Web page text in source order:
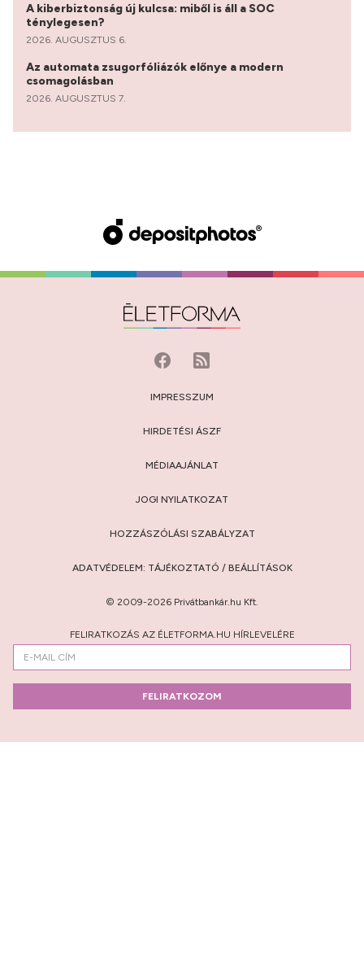
A kiberbiztonság új kulcsa: miből is áll a SOC
ténylegesen?
2026. AUGUSZTUS 6.
Az automata zsugorfóliázók előnye a modern
csomagolásban
2026. AUGUSZTUS 7.
IMPRESSZUM
HIRDETÉSI ÁSZF
MÉDIAAJÁNLAT
JOGI NYILATKOZAT
HOZZÁSZÓLÁSI SZABÁLYZAT
ADATVÉDELEM: TÁJÉKOZTATÓ / BEÁLLÍTÁSOK
© 2009-2026 Privátbankár.hu Kft.
FELIRATKOZÁS AZ ÉLETFORMA.HU HÍRLEVELÉRE
FELIRATKOZOM